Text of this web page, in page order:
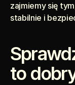
zajmiemy się
stabilnie i
to